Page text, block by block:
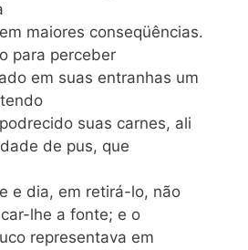
maiores conseqüências.
para perceber
em suas entranhas um
suas carnes, ali
de pus, que
e dia, em retirá-lo, não
lhe a fonte; e o
representava em